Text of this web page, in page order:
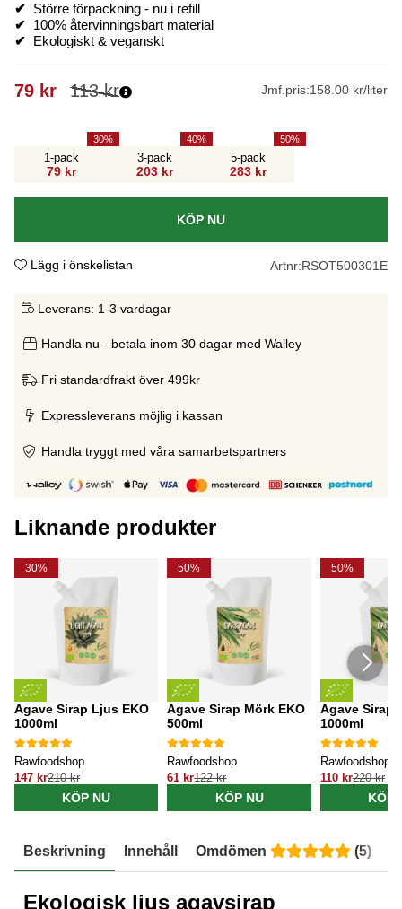
✔
Större förpackning - nu i refill
✔ 100% återvinningsbart material
✔ Ekologiskt & veganskt
113kr
79 kr Jmf.pris:158.00 kr/liter
1-pack
79 kr
30
3-pack
203 kr
40
5-pack
283 kr
50
KÖP NU
Lägg i önskelistan Artnr:RSOT500301E
Leverans: 1-3 vardagar
Handla nu - betala inom 30 dagar med Walley
Fri standardfrakt över 499kr
Expressleverans möjlig i kassan
Handla tryggt med våra samarbetspartners
Liknande produkter
30%
Agave Sirap Ljus EKO
1000ml
Rawfoodshop
147 kr210 kr
KÖP NU
50%
Agave Sirap Mörk EKO
500ml
Rawfoodshop
61 kr122 kr
KÖP NU
50%
Agave Sirap
1000ml
Rawfoodshop
110 kr220 kr
KÖP
Beskrivning Innehåll Omdömen (5)
Ekologisk ljus agavsirap